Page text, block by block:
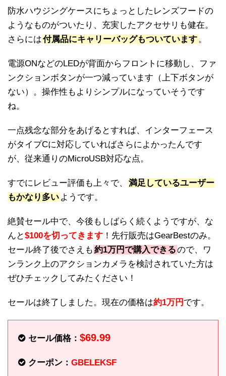
防水ハウジングケースにちょっとしたレンズフードの
ようなものがついたり、充実したアクセサリも健在。
さらには付属品にキャリーバッグもついています。
電源ONなどのLEDが背面からフロントに移動し、ファ
ンクションボタンが一つ減っています（上下ボタンが
ない）。操作性もよりシンプルになっていそうです
ね。
一点残念な部分をあげるとすれば、インターフェース
がタイプCに対応していればさらによかったんです
が、従来通りのMicroUSB対応な点。
すでにレビュー評価も上々で、
満足しているユーザー
もかなり多い ようです。
絶賛セール中で、今後もしばらく続くようですが、な
んと$100を切ってきます ！先行販売はGearBestのみ。
セール終了後でさえも 約1万円で購入できるので、ワ
ンランク上のアクションカメラを検討されていた方は
ぜひチェックしてみたください！
セールは終了しました。現在の価格は約1万円 です。
セール価格： $69.99
クーポン： GBELEKSF